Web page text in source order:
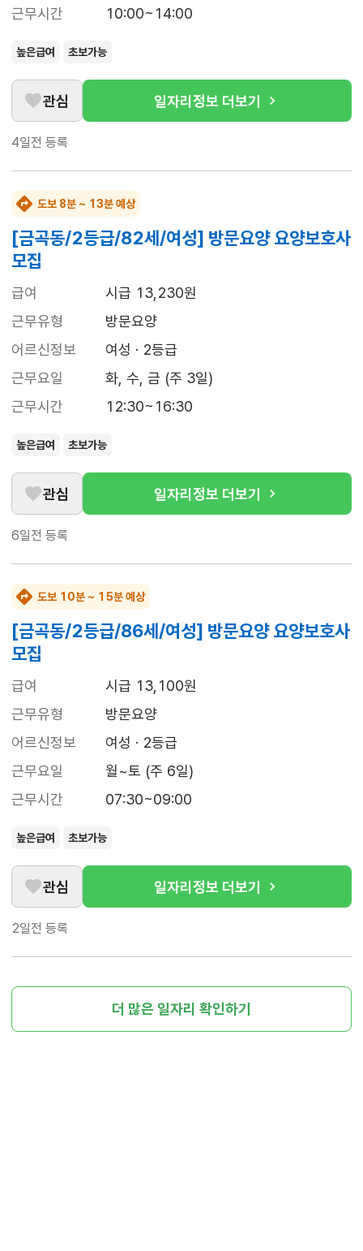
근무시간
10:00~14:00
높은급여 초보가능
관심 일자리정보 더보기
4일전 등록
도보 8분 ~ 13분 예상
[금곡동/2등급/82세/여성] 방문요양 요양보호사
모집
급여
시급 13,230원
근무유형
방문요양
어르신정보
여성 · 2등급
근무요일
화, 수, 금 (주 3일)
근무시간
12:30~16:30
높은급여 초보가능
관심 일자리정보 더보기
6일전 등록
도보 10분 ~ 15분 예상
[금곡동/2등급/86세/여성] 방문요양 요양보호사
모집
급여
시급 13,100원
근무유형
방문요양
어르신정보
여성 · 2등급
근무요일
월~토 (주 6일)
근무시간
07:30~09:00
높은급여 초보가능
관심 일자리정보 더보기
2일전 등록
더 많은 일자리 확인하기